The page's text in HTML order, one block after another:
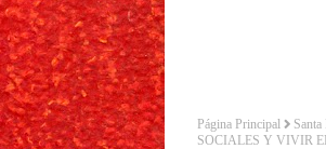
Página Principal Santa
SOCIALES Y VIVIR